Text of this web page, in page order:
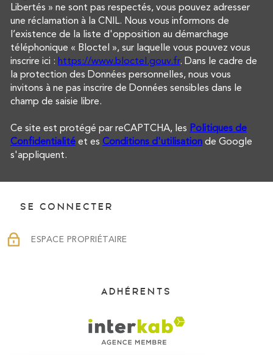
Libertés » ne sont pas respectés, vous pouvez adresser
une réclamation à la CNIL. Nous vous informons de
l’existence de la liste d'opposition au démarchage
téléphonique « Bloctel », sur laquelle vous pouvez vous
inscrire ici : https://www.bloctel.gouv.fr. Dans le cadre de
la protection des Données personnelles, nous vous
invitons à ne pas inscrire de Données sensibles dans le
champ de saisie libre.
Ce site est protégé par reCAPTCHA, les Politiques de
Confidentialité et es Conditions d'utilisation de Google
s'appliquent.
SE CONNECTER
ESPACE PROPRIÉTAIRE
ADHÉRENTS